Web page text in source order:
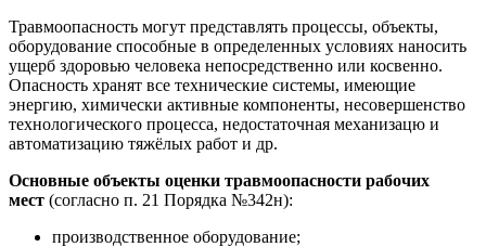
Травмоопасность могут представлять процессы, объекты,
оборудование способные в определенных условиях наносить
ущерб здоровью человека непосредственно или косвенно.
Опасность хранят все технические системы, имеющие
энергию, химически активные компоненты, несовершенство
технологического процесса, недостаточная механизацю и
автоматизацию тяжёлых работ и др.
Основные объекты оценки травмоопасности рабочих
мест (согласно п. 21 Порядка №342н):
производственное оборудование;